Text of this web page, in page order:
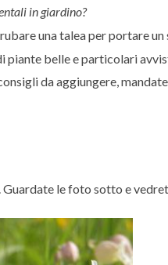
in giardino?
una talea per portare
piante belle e particolari
da aggiungere,
Guardate le foto sotto e